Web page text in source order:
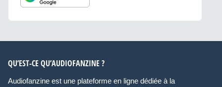
QU’EST-CE QU’AUDIOFANZINE ?
Audiofanzine est une plateforme en ligne dédiée à la